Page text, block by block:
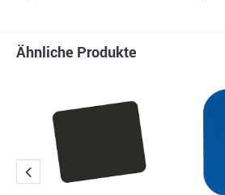
Ähnliche Produkte